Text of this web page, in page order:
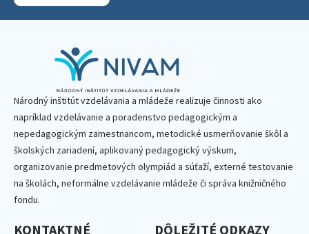
Národný inštitút vzdelávania a mládeže realizuje činnosti ako
napríklad vzdelávanie a poradenstvo pedagogickým a
nepedagogickým zamestnancom, metodické usmerňovanie škôl a
školských zariadení, aplikovaný pedagogický výskum,
organizovanie predmetových olympiád a súťaží, externé testovanie
na školách, neformálne vzdelávanie mládeže či správa knižničného
fondu.
KONTAKTNÉ
DÔLEŽITÉ ODKAZY